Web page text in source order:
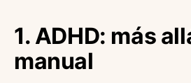
1. ADHD: más
manual